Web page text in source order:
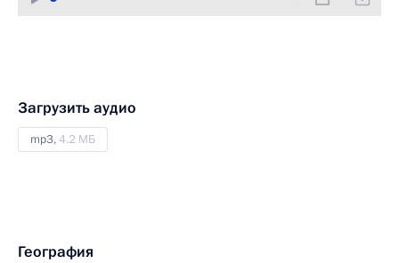
Загрузить аудио
mp3,4.2 МБ
География